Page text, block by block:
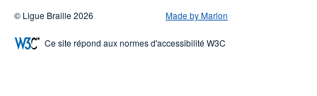
© Ligue Braille 2026 Made by Marlon
Ce site répond aux normes d'accessibilité W3C